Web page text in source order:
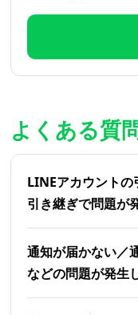
よくある質
LINEアカウント
引き継ぎで問題が
通知が届かない／
などの問題が発生